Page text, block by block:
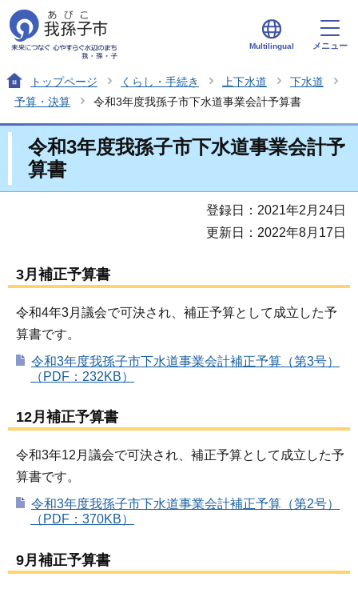
Multilingual メニュー
トップページ くらし・手続き 上下水道
下水道
予算・決算
令和3年度我孫子市下水道事業会計予算書
令和3年度我孫子市下水道事業会計予
算書
登録日：2021年2月24日
更新日：2022年8月17日
3月補正予算書
令和4年3月議会で可決され、補正予算として成立した予
算書です。
令和3年度我孫子市下水道事業会計補正予算（第3号）
（PDF：232KB）
12月補正予算書
令和3年12月議会で可決され、補正予算として成立した予
算書です。
令和3年度我孫子市下水道事業会計補正予算（第2号）
（PDF：370KB）
9月補正予算書